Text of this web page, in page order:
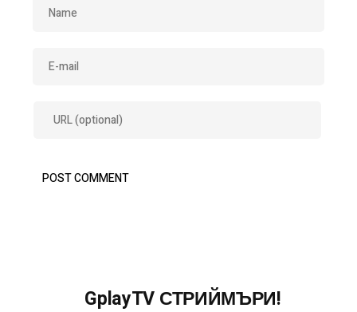
GplayTV СТРИЙМЪРИ!